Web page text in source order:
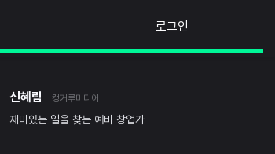
로그인
신혜림 캥거루미디어
재미있는 일을 찾는 예비 창업가